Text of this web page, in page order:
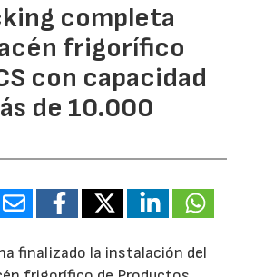
completa
frigorífico
con capacidad
de 10.000
finalizado la instalación del